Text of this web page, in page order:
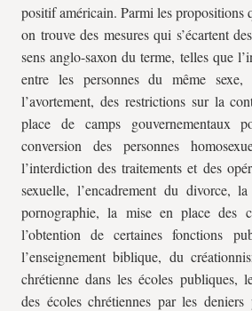
positif américain. Parmi les propositions
on trouve des mesures qui s’écartent
sens anglo-saxon du terme, telles que
entre les personnes du même
l’avortement, des restrictions sur la
place de camps gouvernementaux
conversion des personnes
l’interdiction des traitements et des
sexuelle, l’encadrement du divorce,
pornographie, la mise en place des
l’obtention de certaines fonctions
l’enseignement biblique, du
chrétienne dans les écoles publiques,
des écoles chrétiennes par les